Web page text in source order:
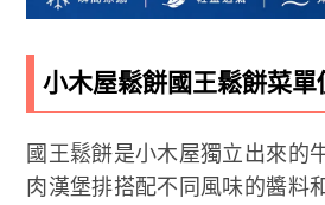
小木屋鬆餅國王鬆餅菜單
國王鬆餅是小木屋獨立出來的
肉漢堡排搭配不同風味的醬料